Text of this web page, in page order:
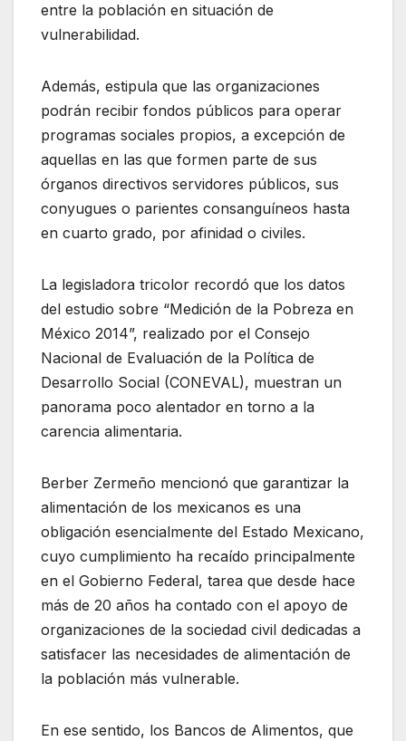
entre la población en situación de
vulnerabilidad.
Además, estipula que las organizaciones
podrán recibir fondos públicos para operar
programas sociales propios, a excepción de
aquellas en las que formen parte de sus
órganos directivos servidores públicos, sus
conyugues o parientes consanguíneos hasta
en cuarto grado, por afinidad o civiles.
La legisladora tricolor recordó que los datos
del estudio sobre “Medición de la Pobreza en
México 2014”, realizado por el Consejo
Nacional de Evaluación de la Política de
Desarrollo Social (CONEVAL), muestran un
panorama poco alentador en torno a la
carencia alimentaria.
Berber Zermeño mencionó que garantizar la
alimentación de los mexicanos es una
obligación esencialmente del Estado Mexicano,
cuyo cumplimiento ha recaído principalmente
en el Gobierno Federal, tarea que desde hace
más de 20 años ha contado con el apoyo de
organizaciones de la sociedad civil dedicadas a
satisfacer las necesidades de alimentación de
la población más vulnerable.
En ese sentido, los Bancos de Alimentos, que